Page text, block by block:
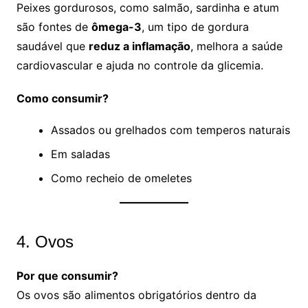
Peixes gordurosos, como salmão, sardinha e atum
são fontes de ômega-3, um tipo de gordura
saudável que reduz a inflamação, melhora a saúde
cardiovascular e ajuda no controle da glicemia.
Como consumir?
Assados ou grelhados com temperos naturais
Em saladas
Como recheio de omeletes
4. Ovos
Por que consumir?
Os ovos são alimentos obrigatórios dentro da